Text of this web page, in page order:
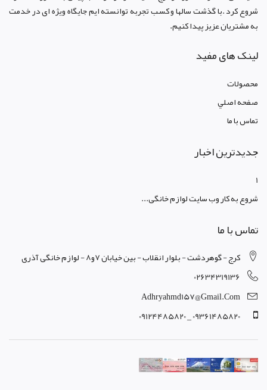
شروع کرد .با گذشت سالها و کسب تجربه توانسته ایم جایگاه ویژه ای در خدمت
به مشتریان عزیز پیدا کنیم.
لینک های مفید
محصولات
صفحه اصلي
تماس با ما
جدیدترین اخبار
1
شروع به کار وب سایت لوازم خانگی...
تماس با ما
کرج - گوهردشت - بلوار انقلاب - بین خیابان 7و8 - لوازم خانگی آذری
02634319136
Adhryahmd157@gmail.com
09361485820 _ 09124485820